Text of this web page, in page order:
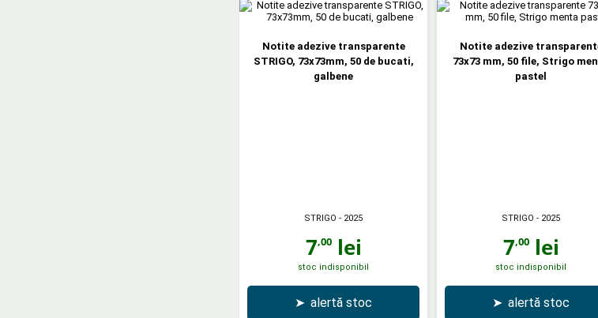
Notite adezive transparente
STRIGO, 73x73mm, 50 de bucati,
galbene
STRIGO - 2025
7,00lei
stoc indisponibil
➤ alertă stoc
Notite adezive
73x73 mm, 50 file, Strigo
pastel
STRIGO - 2025
7,00lei
stoc indisponibil
➤ alertă stoc